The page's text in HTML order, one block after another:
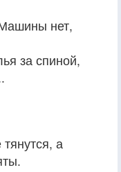
нет,
за спиной,
а